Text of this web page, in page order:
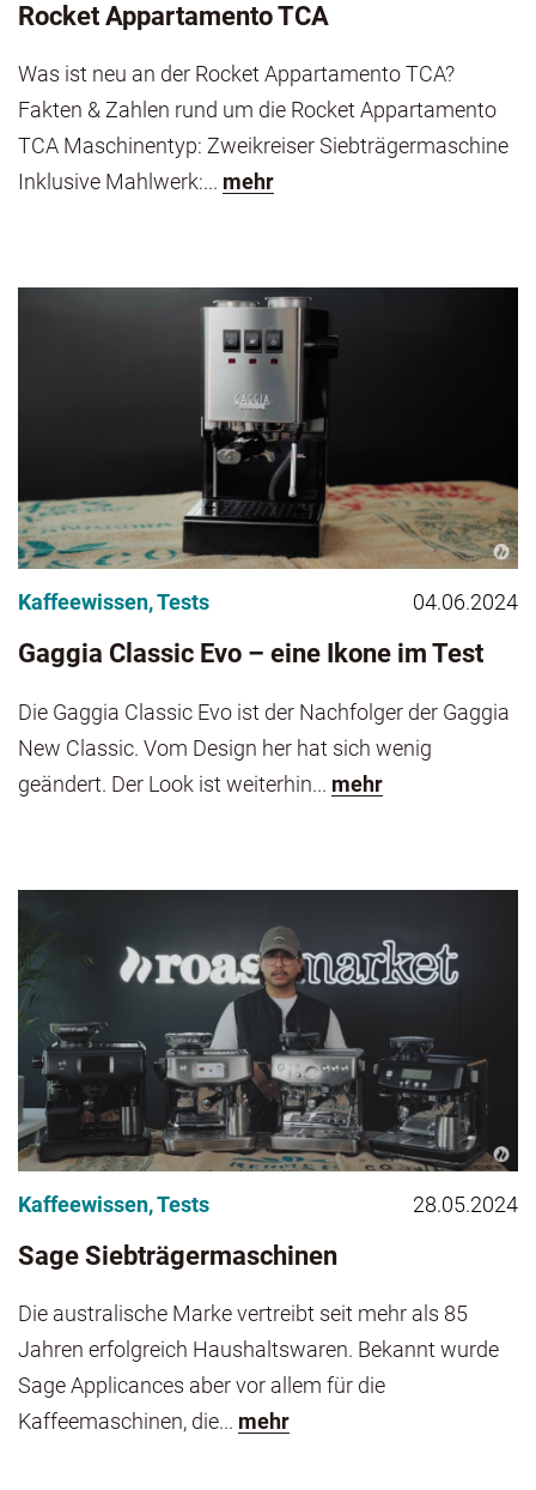
Rocket Appartamento TCA
Was ist neu an der Rocket Appartamento TCA?
Fakten & Zahlen rund um die Rocket Appartamento
TCA Maschinentyp: Zweikreiser Siebträgermaschine
Inklusive Mahlwerk:... mehr
Kaffeewissen,Tests 04.06.2024
Gaggia Classic Evo – eine Ikone im Test
Die Gaggia Classic Evo ist der Nachfolger der Gaggia
New Classic. Vom Design her hat sich wenig
geändert. Der Look ist weiterhin... mehr
Kaffeewissen,Tests 28.05.2024
Sage Siebträgermaschinen
Die australische Marke vertreibt seit mehr als 85
Jahren erfolgreich Haushaltswaren. Bekannt wurde
Sage Applicances aber vor allem für die
Kaffeemaschinen, die... mehr